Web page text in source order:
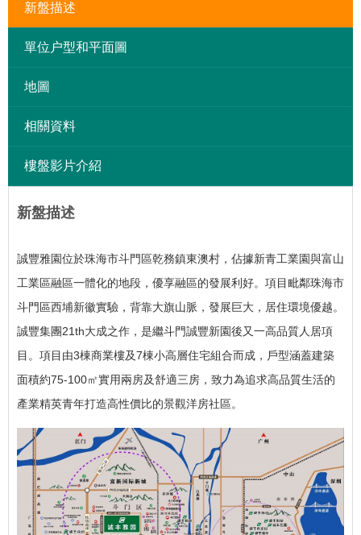
新盤描述
單位户型和平面圖
地圖
相關資料
樓盤影片介紹
新盤描述
誠豐雅園位於珠海市斗門區乾務鎮東澳村，佔據新青工業園與富山
工業區融區一體化的地段，優享融區的發展利好。 項目毗鄰珠海市
斗門區西埔新徽實驗，背靠大旗山脈，發展巨大，居住環境優越。
誠豐集團21th大成之作，是繼斗門誠豐新園後又一高品質人居項
目。 項目由3棟商業樓及7棟小高層住宅組合而成，戶型涵蓋建築
面積約75-100㎡實用兩房及舒適三房，致力為追求高品質生活的
產業精英青年打造高性價比的景觀洋房社區。